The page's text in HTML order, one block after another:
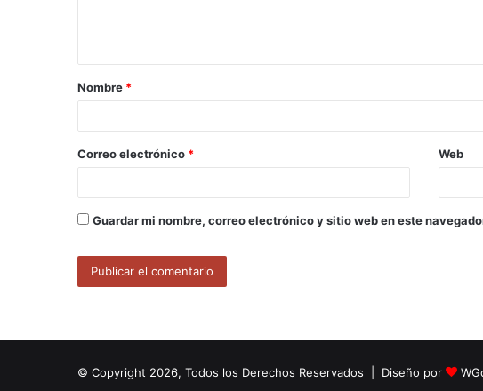
a
r
*
Nombre *
Correo electrónico * Web
Guardar mi nombre, correo electrónico y sitio web en este
© Copyright 2026, Todos los Derechos Reservados | Diseño por